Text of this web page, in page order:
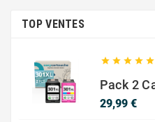
TOP VENTES
    
29,99 €Prix